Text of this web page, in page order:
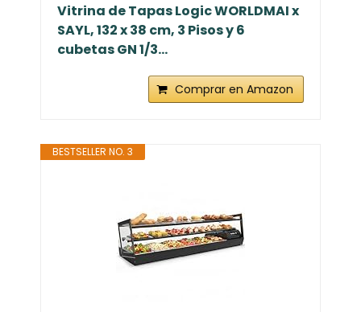
Vitrina de Tapas Logic WORLDMAI x
SAYL, 132 x 38 cm, 3 Pisos y 6
cubetas GN 1/3...
Comprar en Amazon
BESTSELLER NO. 3